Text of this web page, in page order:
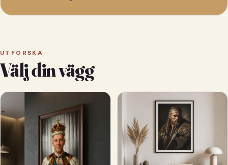
UTFORSKA
Välj din vägg